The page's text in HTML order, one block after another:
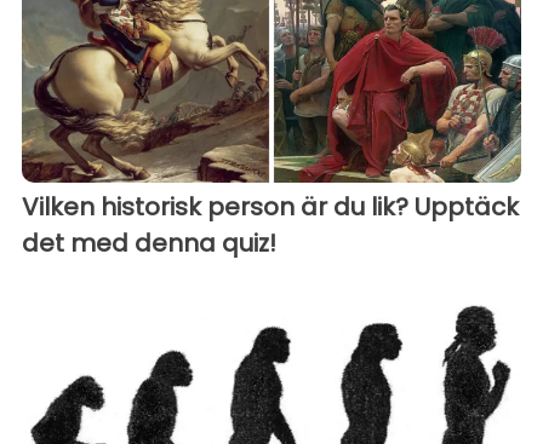
Vilken historisk person är du lik? Upptäck
det med denna quiz!